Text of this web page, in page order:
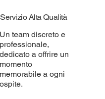
Servizio Alta Qualità
Un team discreto e
professionale,
dedicato a offrire un
momento
memorabile a ogni
ospite.